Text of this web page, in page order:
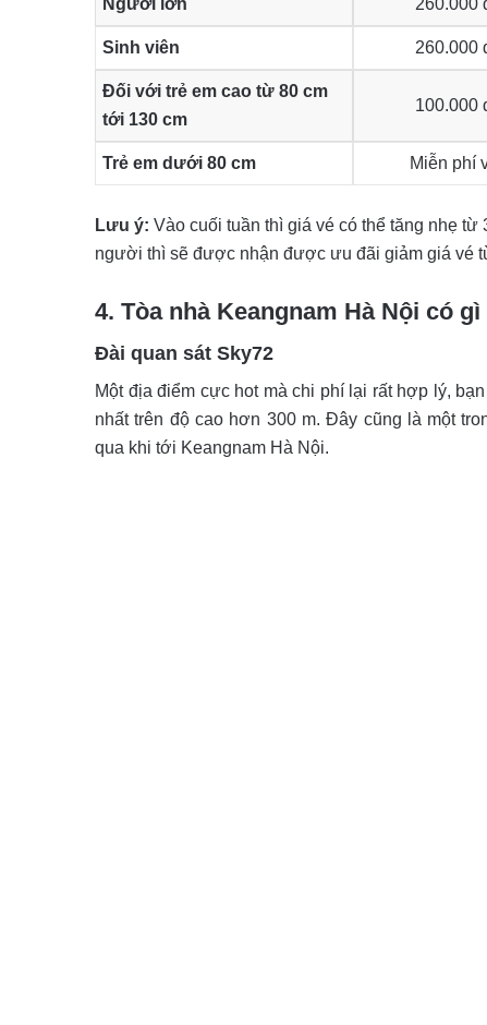
Người lớn 260.000
Sinh viên 260.000
Đối với trẻ em cao từ 80 cm
tới 130 cm
100.000
Trẻ em dưới 80 cm Miễn phí
Lưu ý: Vào cuối tuần thì giá vé có thể tăng nhẹ
người thì sẽ được nhận được ưu đãi giảm giá vé
4. Tòa nhà Keangnam Hà Nội có
Đài quan sát Sky72
Một địa điểm cực hot mà chi phí lại rất hợp lý,
nhất trên độ cao hơn 300 m. Đây cũng là một
qua khi tới Keangnam Hà Nội.